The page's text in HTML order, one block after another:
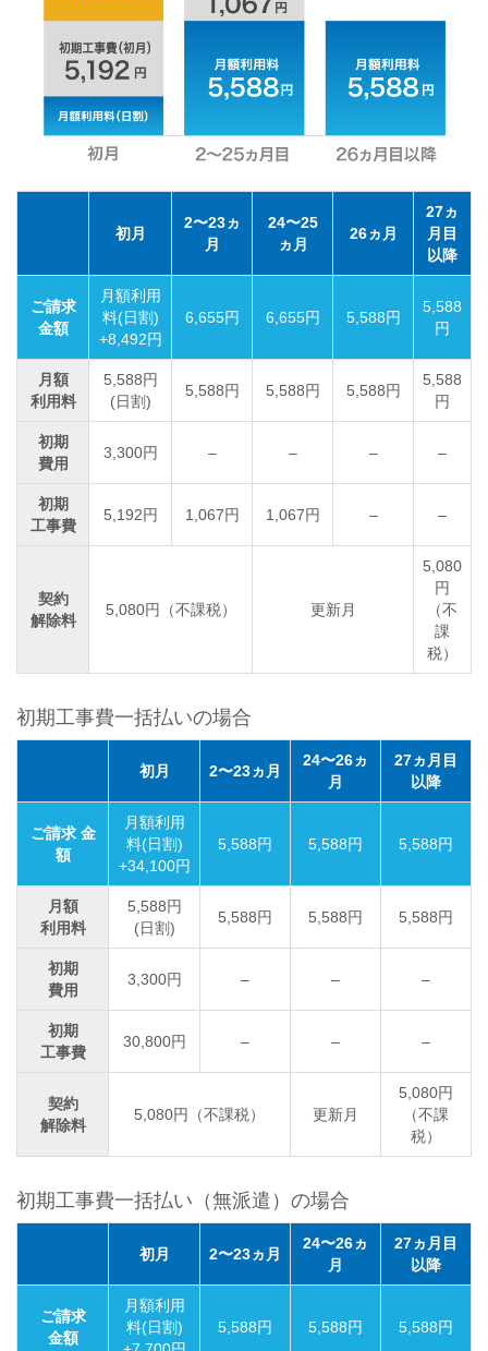
初月
2〜23ヵ
月
24〜25
ヵ月
26ヵ月
27ヵ
月目
以降
ご請求
金額
月額利用
料(日割)
+8,492円
6,655円 6,655円 5,588円
5,588
円
月額
利用料
5,588円
(日割)
5,588円 5,588円 5,588円
5,588
円
初期
費用
3,300円 – – – –
初期
工事費
5,192円 1,067円 1,067円 – –
契約
解除料
5,080円（不課税） 更新月
5,080
円
（不
課
税）
初期工事費一括払いの場合
初月 2〜23ヵ月
24〜26ヵ
月
27ヵ月目
以降
ご請求 金
額
月額利用
料(日割)
+34,100円
5,588円 5,588円 5,588円
月額
利用料
5,588円
(日割)
5,588円 5,588円 5,588円
初期
費用
3,300円 – – –
初期
工事費
30,800円 – – –
契約
解除料
5,080円（不課税） 更新月
5,080円
（不課
税）
初期工事費一括払い（無派遣）の場合
初月 2〜23ヵ月
24〜26ヵ
月
27ヵ月目
以降
ご請求
金額
月額利用
料(日割)
5,588円 5,588円 5,588円